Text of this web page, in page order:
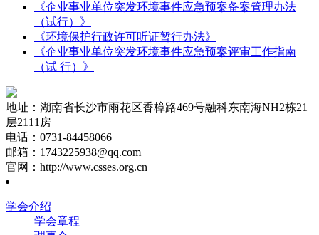
《企业事业单位突发环境事件应急预案备案管理办法
（试行）》
《环境保护行政许可听证暂行办法》
《企业事业单位突发环境事件应急预案评审工作指南
（试 行）》
地址：湖南省长沙市雨花区香樟路469号融科东南海NH2栋21
层2111房
电话：0731-84458066
邮箱：1743225938@qq.com
官网：http://www.csses.org.cn
学会介绍
学会章程